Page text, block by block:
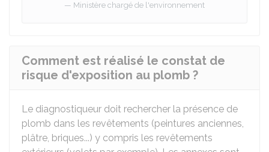
Ministère chargé de l'environnement
Comment est réalisé le constat de
risque d'exposition au plomb ?
Le diagnostiqueur doit rechercher la présence de
plomb dans les revêtements (peintures anciennes,
plâtre, briques...) y compris les revêtements